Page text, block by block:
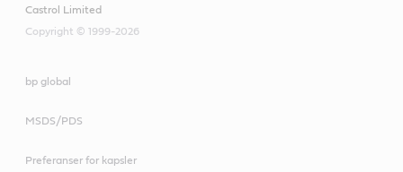
Castrol Limited
Copyright © 1999-2026
bp global
MSDS/PDS
Preferanser for kapsler